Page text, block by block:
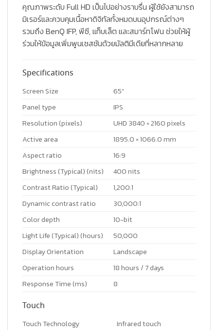
คุณภาพระดับ Full HD เป็นไปอย่างราบรื่น ผู้ใช้ยังสามารถ
มิเรอร์และควบคุมเนื้อหาดิจิทัลทั้งหมดบนอุปกรณ์ต่างๆ
รวมถึง BenQ IFP, พีซี, แท็บเล็ต และสมาร์ทโฟน ช่วยให้ผู้
ร่วมให้ข้อมูลเพิ่มพูนเซสชันด้วยมัลติมีเดียที่หลากหลาย
Specifications
Screen Size
65″
Panel type
IPS
Resolution (pixels)
UHD 3840 × 2160 pixels
Active area
1895.0 × 1066.0 mm
Aspect ratio
16:9
Brightness (Typical) (nits)
400 nits
Contrast Ratio (Typical)
1,200:1
Dynamic contrast ratio
30,000:1
Color depth
10-bit
Light Life (Typical) (hours)
50,000
Display Orientation
Landscape
Operation hours
18 hours / 7 days
Response Time (ms)
8
Touch
Touch Technology
Infrared touch